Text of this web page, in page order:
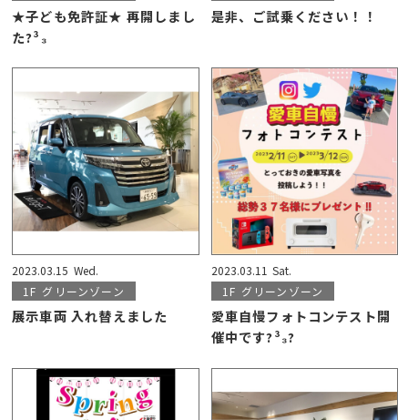
★子ども免許証★ 再開しまし
た?³₃
是非、ご試乗ください！！
2023.03.15 Wed.
1F グリーンゾーン
展示車両 入れ替えました
2023.03.11 Sat.
1F グリーンゾーン
愛車自慢フォトコンテスト開
催中です?³₃?